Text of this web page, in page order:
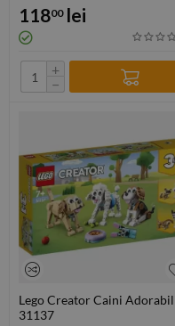
11800 lei
+
−
Lego Creator Caini
31137